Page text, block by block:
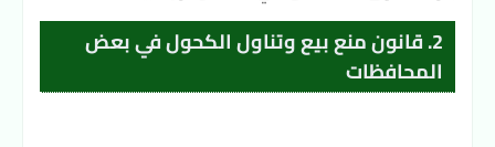
2. قانون منع بيع وتناول الكحول في بعض
المحافظات